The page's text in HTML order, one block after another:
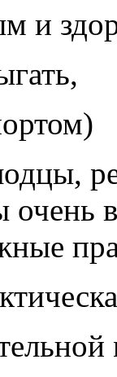
и
очень